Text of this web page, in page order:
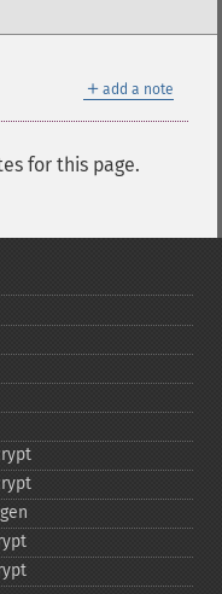
＋ add a note
for this page.